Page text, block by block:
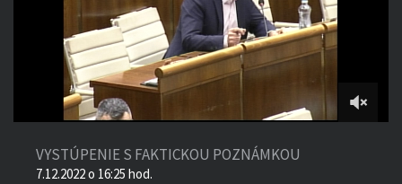
4:09:24
VYSTÚPENIE S FAKTICKOU POZNÁMKOU
7.12.2022 o 16:25 hod.